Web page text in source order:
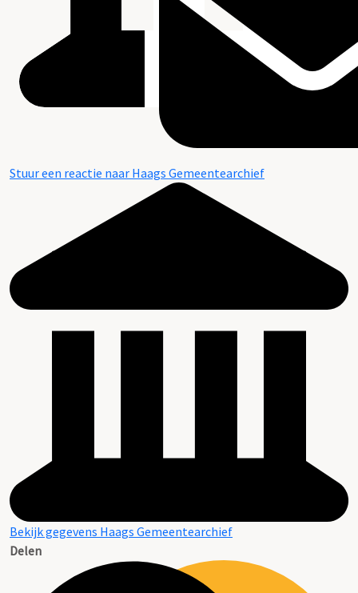
Stuur een reactie naar Haags Gemeentearchief
Bekijk gegevens Haags Gemeentearchief
Delen